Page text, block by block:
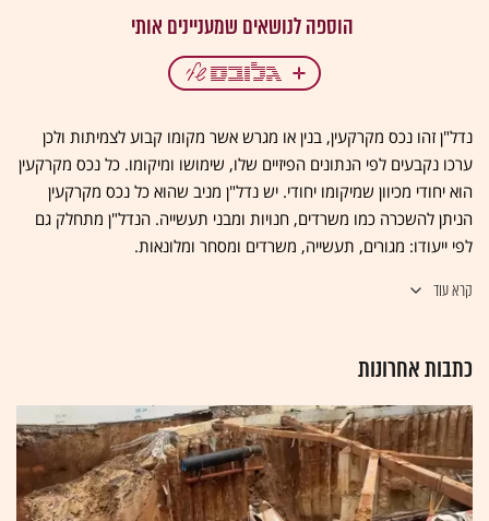
נדל"ן זהו נכס מקרקעין, בנין או מגרש אשר מקומו קבוע לצמיתות ולכן
ערכו נקבעים לפי הנתונים הפיזיים שלו, שימושו ומיקומו. כל נכס מקרקעין
הוא יחודי מכיוון שמיקומו יחודי. יש נדל"ן מניב שהוא כל נכס מקרקעין
הניתן להשכרה כמו משרדים, חנויות ומבני תעשייה. הנדל"ן מתחלק גם
לפי ייעודו: מגורים, תעשייה, משרדים ומסחר ומלונאות.
קרא עוד
כתבות אחרונות